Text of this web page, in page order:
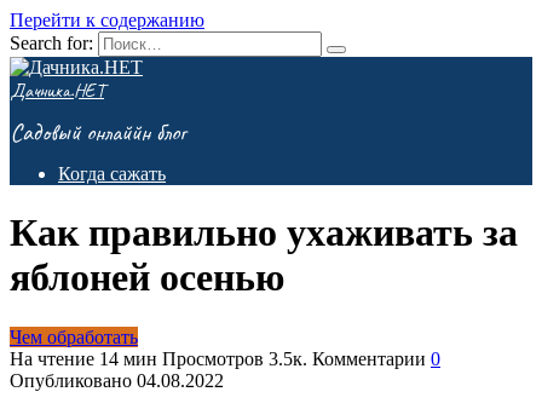
Перейти к содержанию
Search for:
Дачника.НЕТ
Садовый онлаййн блог
Когда сажать
Как правильно ухаживать за
яблоней осенью
Чем обработать
На чтение 14 мин Просмотров 3.5к. Комментарии 0
Опубликовано 04.08.2022